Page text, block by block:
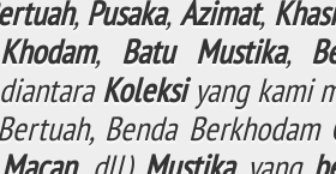
,Pusaka,Azimat,
Khodam, Batu Mustika,
Koleksiyang kami
Benda